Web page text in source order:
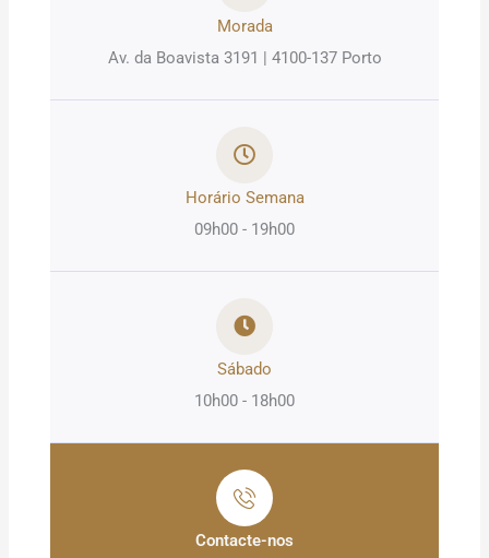
Morada
Av. da Boavista 3191 | 4100-137 Porto
Horário Semana
09h00 - 19h00
Sábado
10h00 - 18h00
Contacte-nos